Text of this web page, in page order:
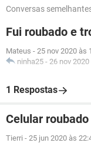
Conversas
Fui roubado e
Mateus - 25 nov 2020 às
ninha25 - 26 nov
1 Respostas
Celular
Tierri - 25 jun 2020 às